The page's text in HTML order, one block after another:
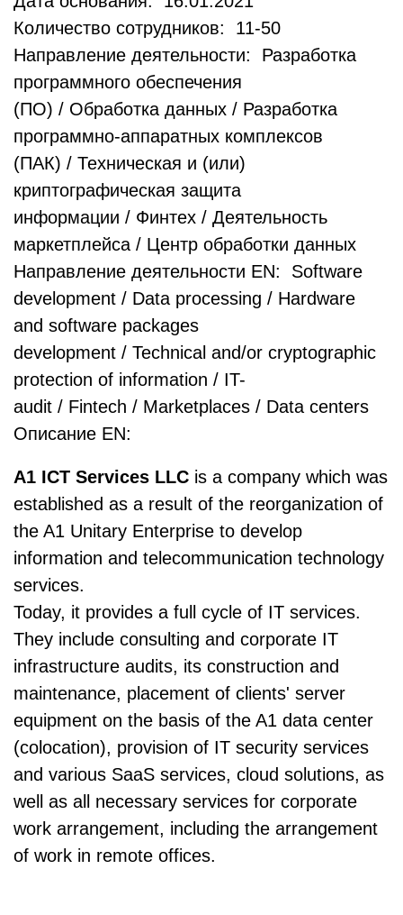
Количество сотрудников: 11-50
Направление деятельности: Разработка
программного обеспечения
(ПО) / Обработка данных / Разработка
программно-аппаратных комплексов
(ПАК) / Техническая и (или)
криптографическая защита
информации / Финтех / Деятельность
маркетплейса / Центр обработки данных
Направление деятельности EN: Software
development / Data processing / Hardware
and software packages
development / Technical and/or cryptographic
protection of information / IT-
audit / Fintech / Marketplaces / Data centers
Описание EN:
A1 ICT Services LLC is a company which was
established as a result of the reorganization of
the A1 Unitary Enterprise to develop
information and telecommunication technology
services.
Today, it provides a full cycle of IT services.
They include consulting and corporate IT
infrastructure audits, its construction and
maintenance, placement of clients' server
equipment on the basis of the A1 data center
(colocation), provision of IT security services
and various SaaS services, cloud solutions, as
well as all necessary services for corporate
work arrangement, including the arrangement
of work in remote offices.